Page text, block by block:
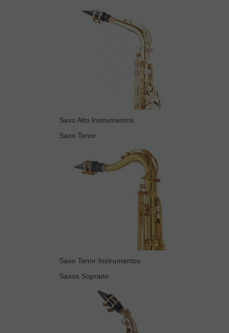
Saxo Alto Instrumentos
Saxo Tenor
Saxo Tenor Instrumentos
Saxos Soprano